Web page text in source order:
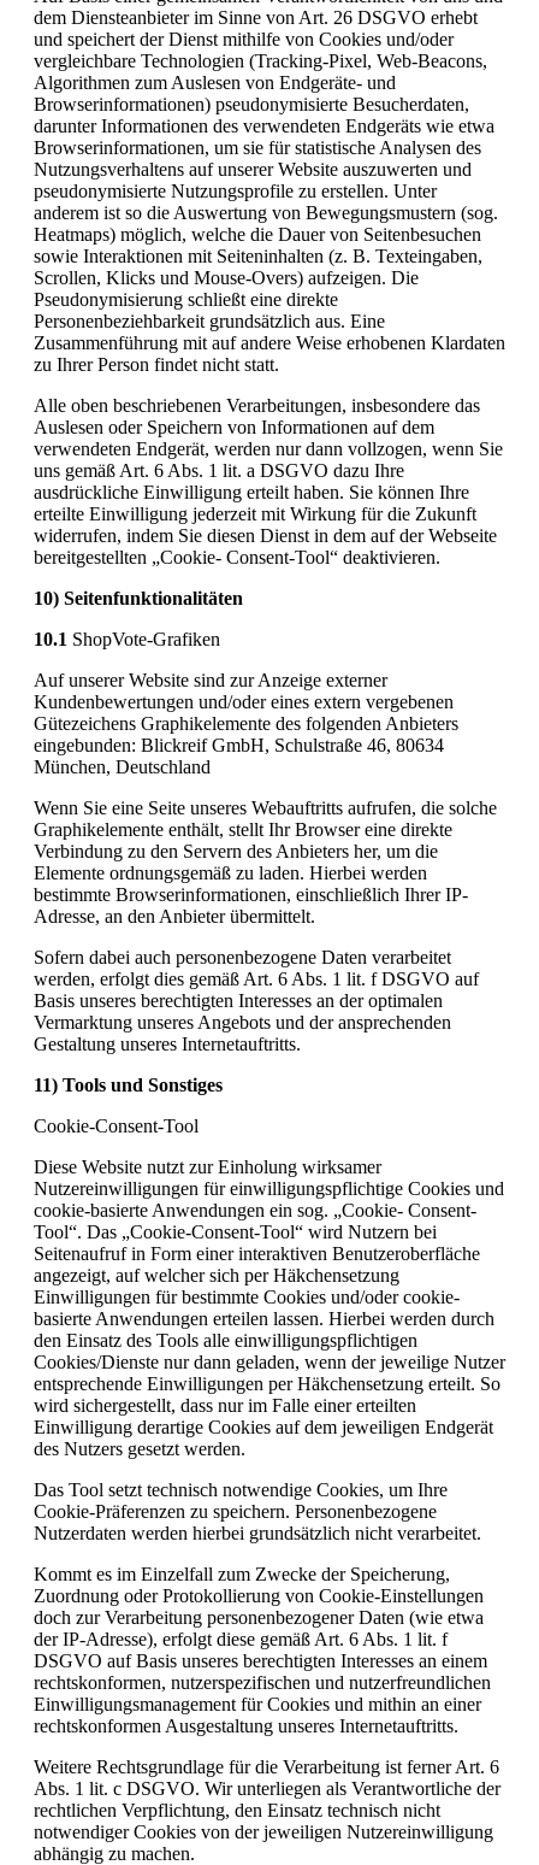
dem Diensteanbieter im Sinne von Art. 26 DSGVO erhebt
und speichert der Dienst mithilfe von Cookies und/oder
vergleichbare Technologien (Tracking-Pixel, Web-Beacons,
Algorithmen zum Auslesen von Endgeräte- und
Browserinformationen) pseudonymisierte Besucherdaten,
darunter Informationen des verwendeten Endgeräts wie etwa
Browserinformationen, um sie für statistische Analysen des
Nutzungsverhaltens auf unserer Website auszuwerten und
pseudonymisierte Nutzungsprofile zu erstellen. Unter
anderem ist so die Auswertung von Bewegungsmustern (sog.
Heatmaps) möglich, welche die Dauer von Seitenbesuchen
sowie Interaktionen mit Seiteninhalten (z. B. Texteingaben,
Scrollen, Klicks und Mouse-Overs) aufzeigen. Die
Pseudonymisierung schließt eine direkte
Personenbeziehbarkeit grundsätzlich aus. Eine
Zusammenführung mit auf andere Weise erhobenen Klardaten
zu Ihrer Person findet nicht statt.
Alle oben beschriebenen Verarbeitungen, insbesondere das
Auslesen oder Speichern von Informationen auf dem
verwendeten Endgerät, werden nur dann vollzogen, wenn Sie
uns gemäß Art. 6 Abs. 1 lit. a DSGVO dazu Ihre
ausdrückliche Einwilligung erteilt haben. Sie können Ihre
erteilte Einwilligung jederzeit mit Wirkung für die Zukunft
widerrufen, indem Sie diesen Dienst in dem auf der Webseite
bereitgestellten „Cookie- Consent-Tool“ deaktivieren.
10) Seitenfunktionalitäten
10.1 ShopVote-Grafiken
Auf unserer Website sind zur Anzeige externer
Kundenbewertungen und/oder eines extern vergebenen
Gütezeichens Graphikelemente des folgenden Anbieters
eingebunden: Blickreif GmbH, Schulstraße 46, 80634
München, Deutschland
Wenn Sie eine Seite unseres Webauftritts aufrufen, die solche
Graphikelemente enthält, stellt Ihr Browser eine direkte
Verbindung zu den Servern des Anbieters her, um die
Elemente ordnungsgemäß zu laden. Hierbei werden
bestimmte Browserinformationen, einschließlich Ihrer IP-
Adresse, an den Anbieter übermittelt.
Sofern dabei auch personenbezogene Daten verarbeitet
werden, erfolgt dies gemäß Art. 6 Abs. 1 lit. f DSGVO auf
Basis unseres berechtigten Interesses an der optimalen
Vermarktung unseres Angebots und der ansprechenden
Gestaltung unseres Internetauftritts.
11) Tools und Sonstiges
Cookie-Consent-Tool
Diese Website nutzt zur Einholung wirksamer
Nutzereinwilligungen für einwilligungspflichtige Cookies und
cookie-basierte Anwendungen ein sog. „Cookie- Consent-
Tool“. Das „Cookie-Consent-Tool“ wird Nutzern bei
Seitenaufruf in Form einer interaktiven Benutzeroberfläche
angezeigt, auf welcher sich per Häkchensetzung
Einwilligungen für bestimmte Cookies und/oder cookie-
basierte Anwendungen erteilen lassen. Hierbei werden durch
den Einsatz des Tools alle einwilligungspflichtigen
Cookies/Dienste nur dann geladen, wenn der jeweilige Nutzer
entsprechende Einwilligungen per Häkchensetzung erteilt. So
wird sichergestellt, dass nur im Falle einer erteilten
Einwilligung derartige Cookies auf dem jeweiligen Endgerät
des Nutzers gesetzt werden.
Das Tool setzt technisch notwendige Cookies, um Ihre
Cookie-Präferenzen zu speichern. Personenbezogene
Nutzerdaten werden hierbei grundsätzlich nicht verarbeitet.
Kommt es im Einzelfall zum Zwecke der Speicherung,
Zuordnung oder Protokollierung von Cookie-Einstellungen
doch zur Verarbeitung personenbezogener Daten (wie etwa
der IP-Adresse), erfolgt diese gemäß Art. 6 Abs. 1 lit. f
DSGVO auf Basis unseres berechtigten Interesses an einem
rechtskonformen, nutzerspezifischen und nutzerfreundlichen
Einwilligungsmanagement für Cookies und mithin an einer
rechtskonformen Ausgestaltung unseres Internetauftritts.
Weitere Rechtsgrundlage für die Verarbeitung ist ferner Art. 6
Abs. 1 lit. c DSGVO. Wir unterliegen als Verantwortliche der
rechtlichen Verpflichtung, den Einsatz technisch nicht
notwendiger Cookies von der jeweiligen Nutzereinwilligung
abhängig zu machen.